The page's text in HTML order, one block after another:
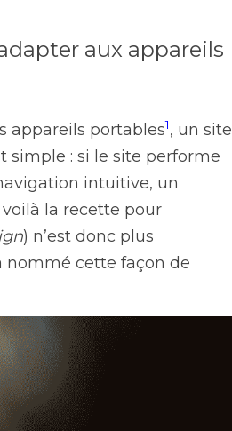
aux appareils
appareils portables1, un site
simple : si le site performe
intuitive, un
la recette pour
) n’est donc plus
nommé cette façon de